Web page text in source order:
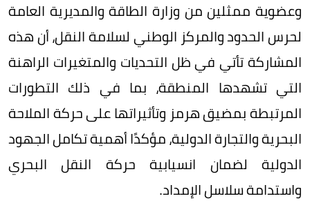
وعضوية ممثلين من وزارة الطاقة والمديرية العامة
لحرس الحدود والمركز الوطني لسلامة النقل، أن هذه
المشاركة تأتي في ظل التحديات والمتغيرات الراهنة
التي تشهدها المنطقة، بما في ذلك التطورات
المرتبطة بمضيق هرمز وتأثيراتها على حركة الملاحة
البحرية والتجارة الدولية، مؤكدًا أهمية تكامل الجهود
الدولية لضمان انسيابية حركة النقل البحري
واستدامة سلاسل الإمداد.